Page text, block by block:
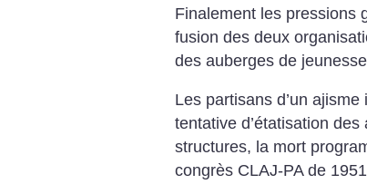
Finalement les pressions
fusion des deux
des auberges de
Les partisans d’un
tentative d’étatisation
structures, la mort
congrès CLAJ-PA de